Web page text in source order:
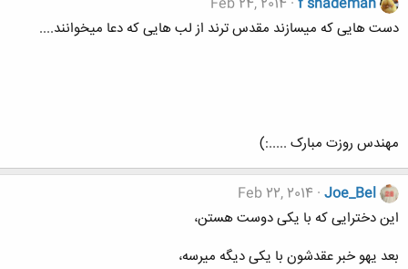
دست هایی که میسازند مقدس ترند از لب هایی که دعا میخوانند....
مهندس روزت مبارک .....:)
Joe_Bel
Feb 22, 2014
این دخترایی که با یکی دوست هستن،
بعد یهو خبر عقدشون با یکی دیگه میرسه،